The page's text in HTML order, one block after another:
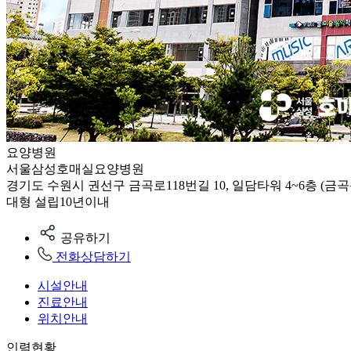
요양병원
서울삼성호매실요양병원
경기도 수원시 권선구 금곡로118번길 10, 일담타워 4~6층 (금
대형 설립10년이내
공유하기
전화상담하기
시설안내
진료안내
위치안내
인력현황